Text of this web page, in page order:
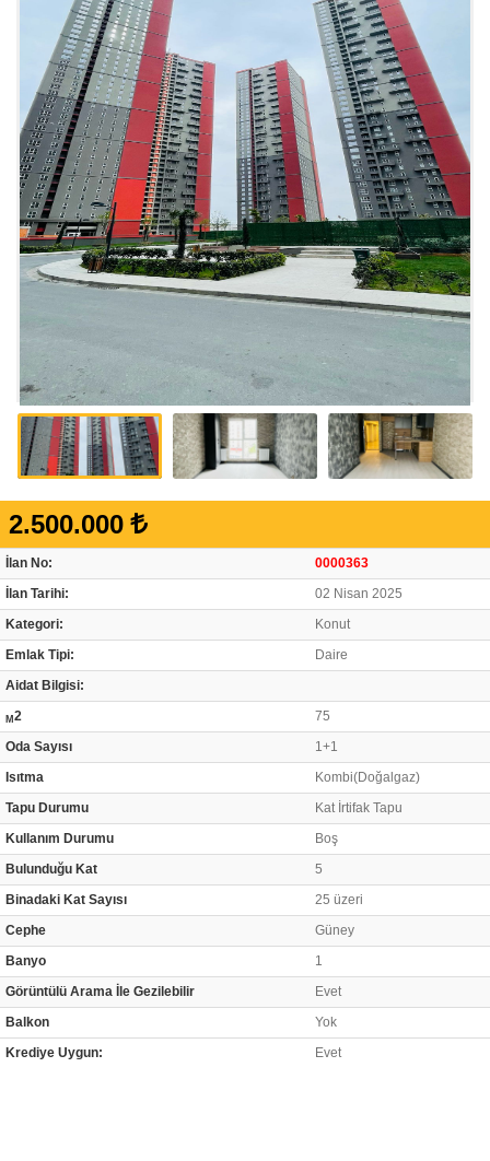
2.500.000
İlan No:
0000363
İlan Tarihi:
02 Nisan 2025
Kategori:
Konut
Emlak Tipi:
Daire
Aidat Bilgisi:
M 2
75
Oda Sayısı
1+1
Isıtma
Kombi(Doğalgaz)
Tapu Durumu
Kat İrtifak Tapu
Kullanım Durumu
Boş
Bulunduğu Kat
5
Binadaki Kat Sayısı
25 üzeri
Cephe
Güney
Banyo
1
Görüntülü Arama İle Gezilebilir
Evet
Balkon
Yok
Krediye Uygun:
Evet